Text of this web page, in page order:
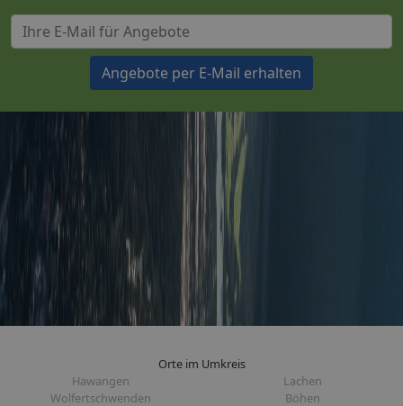
Angebote per E-Mail erhalten
Orte im Umkreis
Hawangen
Lachen
Wolfertschwenden
Böhen